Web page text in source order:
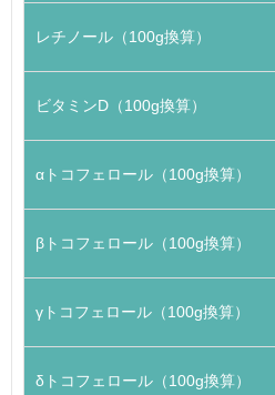
レチノール（100g換算）
ビタミンD（100g換算）
αトコフェロール（100g換算）
βトコフェロール（100g換算）
γトコフェロール（100g換算）
δトコフェロール（100g換算）